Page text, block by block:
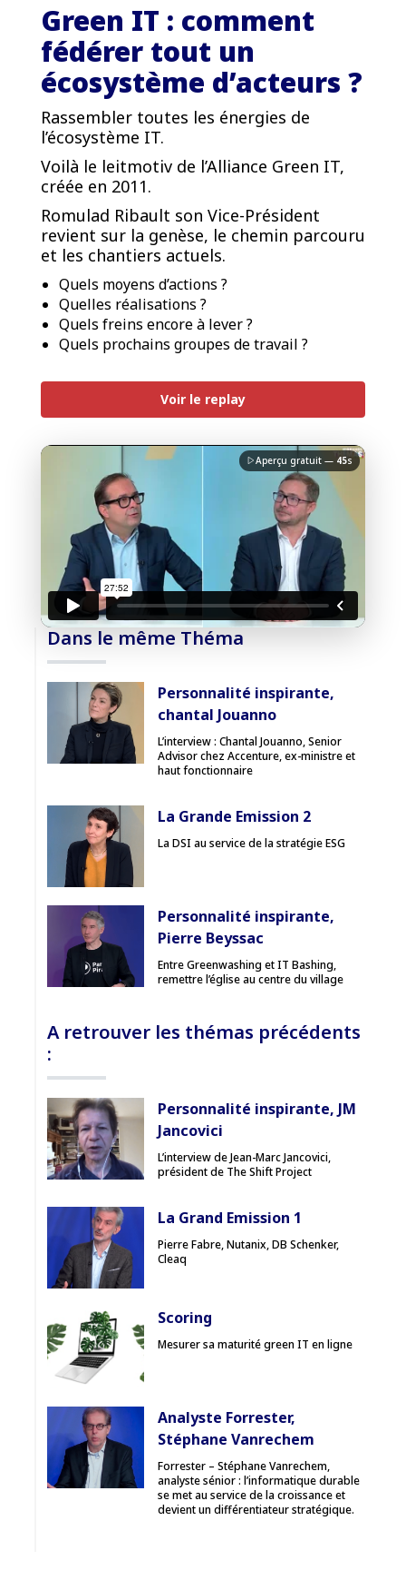
Green IT : comment
fédérer tout un
écosystème d’acteurs ?
Rassembler toutes les énergies de
l’écosystème IT.
Voilà le leitmotiv de l’Alliance Green IT,
créée en 2011.
Romulad Ribault son Vice-Président
revient sur la genèse, le chemin parcouru
et les chantiers actuels.
Quels moyens d’actions ?
Quelles réalisations ?
Quels freins encore à lever ?
Quels prochains groupes de travail ?
Voir le replay
Aperçu gratuit — 45s
PREMIUM
J'accepte la charte de confidentialité
du Monde
Informatique
Débloquer la vidéo
Pas encore abonné ? Découvrir nos offres
→
Dans le même Théma
Personnalité inspirante,
chantal Jouanno
L’interview : Chantal Jouanno, Senior
Advisor chez Accenture, ex-ministre et
haut fonctionnaire
La Grande Emission 2
La DSI au service de la stratégie ESG
Personnalité inspirante,
Pierre Beyssac
Entre Greenwashing et IT Bashing,
remettre l’église au centre du village
A retrouver les thémas précédents
:
Personnalité inspirante, JM
Jancovici
L’interview de Jean-Marc Jancovici,
président de The Shift Project
La Grand Emission 1
Pierre Fabre, Nutanix, DB Schenker,
Cleaq
Scoring
Mesurer sa maturité green IT en ligne
Analyste Forrester,
Stéphane Vanrechem
Forrester – Stéphane Vanrechem,
analyste sénior : l’informatique durable
se met au service de la croissance et
devient un différentiateur stratégique.